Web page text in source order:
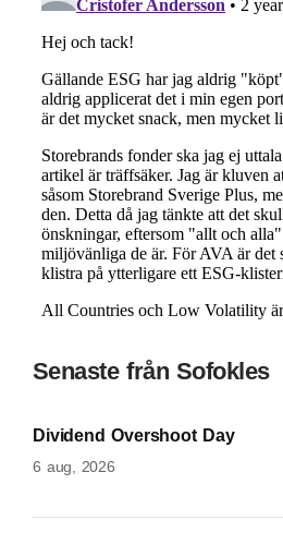
Senaste från Sofokles
Dividend Overshoot Day
6 aug, 2026